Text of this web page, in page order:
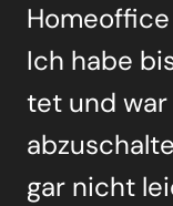
Ich habe
tet und war
gar nicht